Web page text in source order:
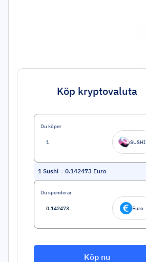
Köp kryptovaluta
Du köper
SUSHI
1 Sushi = 0.142473 Euro
Du spenderar
Euro
Köp nu